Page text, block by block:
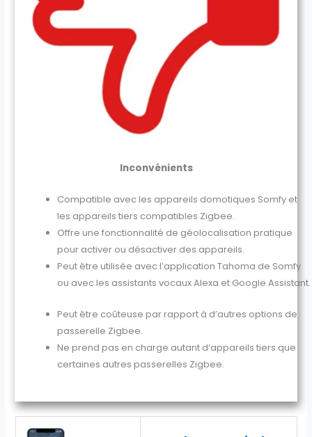
Inconvénients
Compatible avec les appareils domotiques Somfy et
les appareils tiers compatibles Zigbee.
Offre une fonctionnalité de géolocalisation pratique
pour activer ou désactiver des appareils.
Peut être utilisée avec l’application Tahoma de Somfy
ou avec les assistants vocaux Alexa et Google Assistant.
Peut être coûteuse par rapport à d’autres options de
passerelle Zigbee.
Ne prend pas en charge autant d’appareils tiers que
certaines autres passerelles Zigbee.